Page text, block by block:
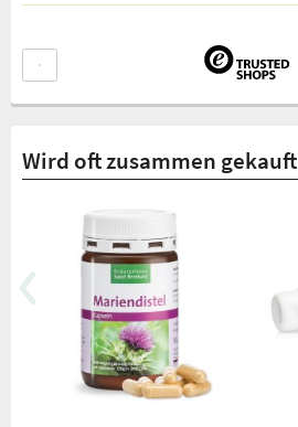
Wird oft zusammen gekauft